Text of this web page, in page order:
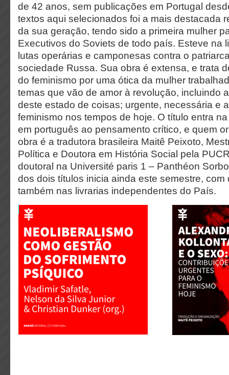
de 42 anos, sem publicações em Portugal
textos aqui selecionados foi a mais destacada
da sua geração, tendo sido a primeira mulher
Executivos do Soviets de todo país. Esteve na
lutas operárias e camponesas contra o
sociedade Russa. Sua obra é extensa, e trata
do feminismo por uma ótica da mulher
temas que vão de amor à revolução, incluindo
deste estado de coisas; urgente, necessária e
feminismo nos tempos de hoje. O título entra
em português ao pensamento crítico, e quem
obra é a tradutora brasileira Maitê Peixoto,
Política e Doutora em História Social pela
doutoral na Université paris 1 – Panthéon
dos dois títulos inicia ainda este semestre, com
também nas livrarias independentes do País.